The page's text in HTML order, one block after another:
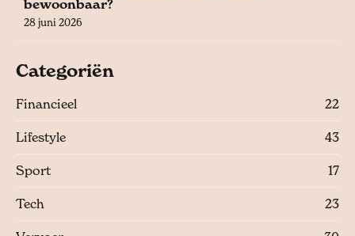
bewoonbaar?
28 juni 2026
Categoriën
Financieel 22
Lifestyle 43
Sport 17
Tech 23